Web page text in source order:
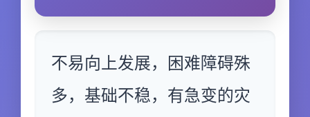
不易向上发展，困难障碍殊
多，基础不稳，有急变的灾